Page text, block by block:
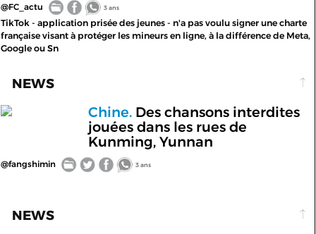
@FC_actu 3 ans
TikTok - application prisée des jeunes - n'a pas voulu signer une charte
française visant à protéger les mineurs en ligne, à la différence de Meta,
Google ou Sn
NEWS
Chine.Des chansons interdites
jouées dans les rues de
Kunming, Yunnan
@fangshimin 3 ans
NEWS